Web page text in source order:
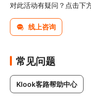
对此活动有疑问？点击下
线上咨询
常见问题
Klook客路帮助中心